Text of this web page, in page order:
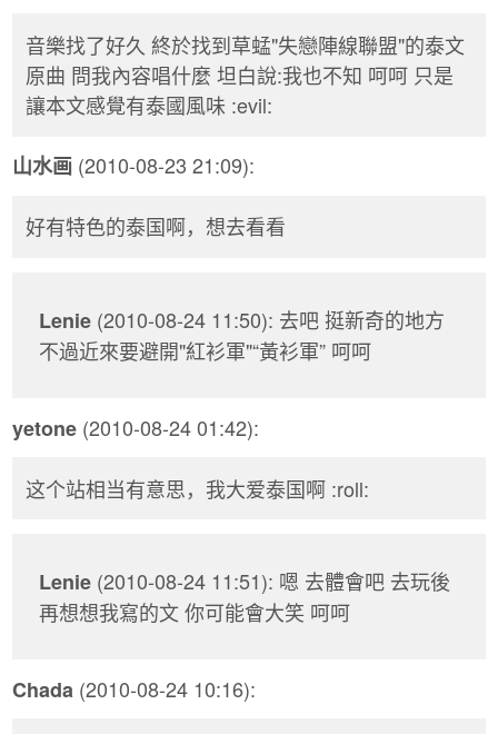
音樂找了好久 終於找到草蜢"失戀陣線聯盟"的泰文
原曲 問我內容唱什麼 坦白說:我也不知 呵呵 只是
讓本文感覺有泰國風味 :evil:
山水画 (2010-08-23 21:09):
好有特色的泰国啊，想去看看
Lenie (2010-08-24 11:50): 去吧 挺新奇的地方
不過近來要避開"紅衫軍"“黃衫軍” 呵呵
yetone (2010-08-24 01:42):
这个站相当有意思，我大爱泰国啊 :roll:
Lenie (2010-08-24 11:51): 嗯 去體會吧 去玩後
再想想我寫的文 你可能會大笑 呵呵
Chada (2010-08-24 10:16):